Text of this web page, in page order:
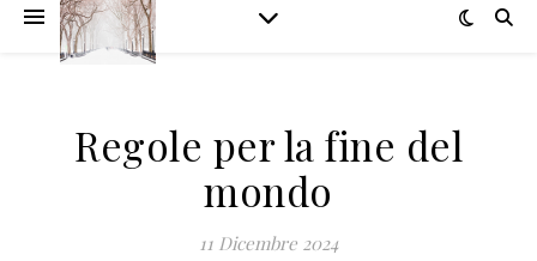
Regole per la fine del
mondo
11 Dicembre 2024